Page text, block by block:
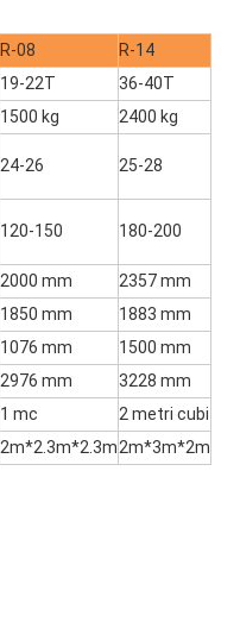
R-08
R-14
19-22T
36-40T
1500 kg
2400 kg
24-26 25-28
120-150 180-200
2000 mm
2357 mm
1850 mm
1883 mm
1076 mm
1500 mm
2976 mm
3228 mm
1 mc
2 metri cubi
2m*2.3m*2.3m2m*3m*2m